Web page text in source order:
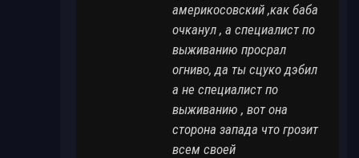
америкосовский ,как баба
очканул , а специалист по
выживанию просрал
огниво, да ты сцуко дэбил
а не специалист по
выживанию , вот она
сторона запада что грозит
всем своей